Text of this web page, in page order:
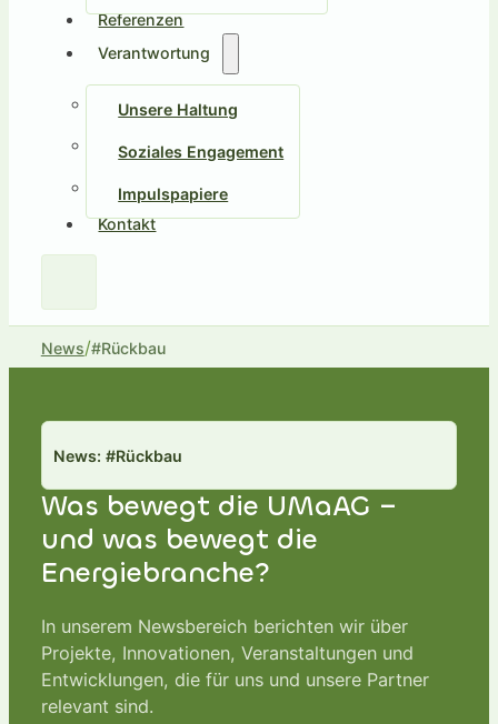
Referenzen
Verantwortung
Unsere Haltung
Soziales Engagement
Impulspapiere
Kontakt
News/#Rückbau
News: #Rückbau
Was bewegt die UMaAG –
und was bewegt die
Energiebranche?
In unserem Newsbereich berichten wir über
Projekte, Innovationen, Veranstaltungen und
Entwicklungen, die für uns und unsere Partner
relevant sind.